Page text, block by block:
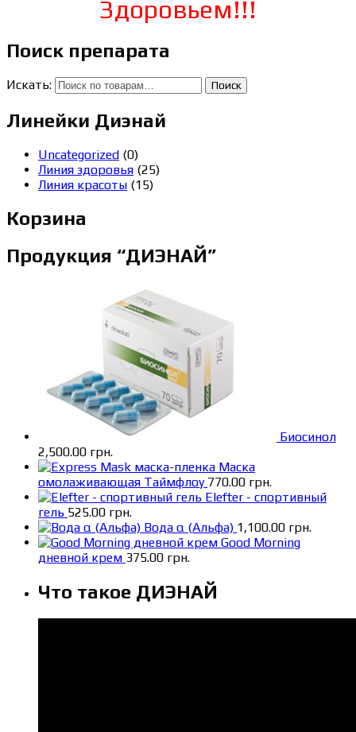
Здоровьем!!!
Поиск препарата
Искать: Поиск
Линейки Диэнай
Uncategorized (0)
Линия здоровья (25)
Линия красоты (15)
Корзина
Продукция “ДИЭНАЙ”
Биосинол
2,500.00 грн.
Маска
омолаживающая Таймфлоу 770.00 грн.
Elefter - спортивный
гель 525.00 грн.
Вода α (Альфа) 1,100.00 грн.
Good Morning
дневной крем 375.00 грн.
Что такое ДИЭНАЙ